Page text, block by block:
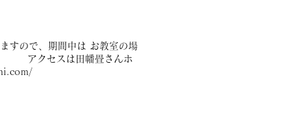
すので、期間中は お教室の場
アクセスは田幡畳さんホ